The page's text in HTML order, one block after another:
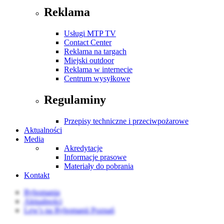
Reklama
Usługi MTP TV
Contact Center
Reklama na targach
Miejski outdoor
Reklama w internecie
Centrum wysyłkowe
Regulaminy
Przepisy techniczne i przeciwpożarowe
Aktualności
Media
Akredytacje
Informacje prasowe
Materiały do pobrania
Kontakt
Rybomania
Aktualności
Lew's na Rybomanii Poznań